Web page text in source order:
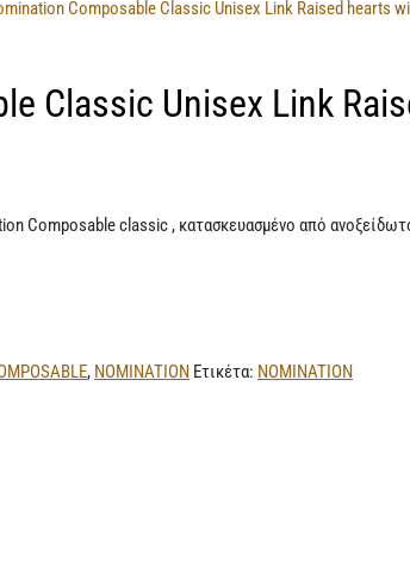
Composable Classic Unisex Link Raised hearts
Classic Unisex Link
Composable classic , κατασκευασμένο από
, NOMINATION Ετικέτα: NOMINATION